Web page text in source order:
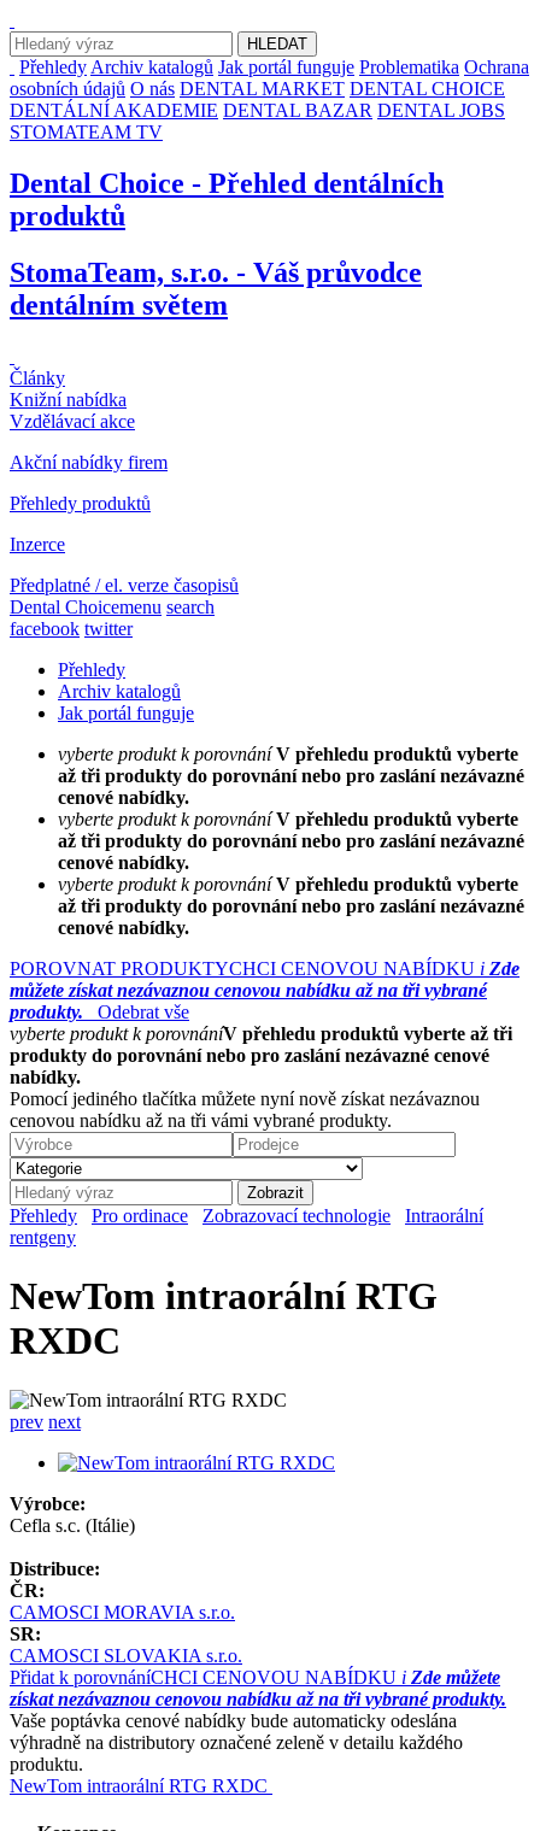
Přehledy Archiv katalogů Jak portál funguje Problematika Ochrana
osobních údajů O nás DENTAL MARKET DENTAL CHOICE
DENTÁLNÍ AKADEMIE DENTAL BAZAR DENTAL JOBS
STOMATEAM TV
Dental Choice - Přehled dentálních
produktů
StomaTeam, s.r.o. - Váš průvodce
dentálním světem
Články
Knižní nabídka
Vzdělávací akce
Akční nabídky firem
Přehledy produktů
Inzerce
Předplatné / el. verze časopisů
Dental Choicemenu search
facebook twitter
Přehledy
Archiv katalogů
Jak portál funguje
vyberte produkt k porovnání V přehledu produktů vyberte
až tři produkty do porovnání nebo pro zaslání nezávazné
cenové nabídky.
vyberte produkt k porovnání V přehledu produktů vyberte
až tři produkty do porovnání nebo pro zaslání nezávazné
cenové nabídky.
vyberte produkt k porovnání V přehledu produktů vyberte
až tři produkty do porovnání nebo pro zaslání nezávazné
cenové nabídky.
POROVNAT PRODUKTYCHCI CENOVOU NABÍDKU i Zde
můžete získat nezávaznou cenovou nabídku až na tři vybrané
produkty.
Odebrat vše
vyberte produkt k porovnáníV přehledu produktů vyberte až tři
produkty do porovnání nebo pro zaslání nezávazné cenové
nabídky.
Pomocí jediného tlačítka můžete nyní nově získat nezávaznou
cenovou nabídku až na tři vámi vybrané produkty.
Přehledy Pro ordinace Zobrazovací technologie
Intraorální
rentgeny
NewTom intraorální RTG
RXDC
prev next
Výrobce:
Cefla s.c. (Itálie)
Distribuce:
ČR:
CAMOSCI MORAVIA s.r.o.
SR:
CAMOSCI SLOVAKIA s.r.o.
Přidat k porovnáníCHCI CENOVOU NABÍDKU i Zde můžete
získat nezávaznou cenovou nabídku až na tři vybrané produkty.
Vaše poptávka cenové nabídky bude automaticky odeslána
výhradně na distributory označené zeleně v detailu každého
produktu.
NewTom intraorální RTG RXDC